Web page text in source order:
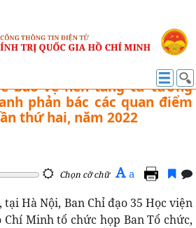
CHÍNH LUẬN KHOA HỌC
Tổ thư ký giúp việc Cuộc thi
bảo vệ nền tảng tư tưởng
phản bác các quan điểm
thứ hai, năm 2022
Chọn cỡ chữ A a
tại Hà Nội, Ban Chỉ đạo 35 Học viện
Minh tổ chức họp Ban Tổ chức,